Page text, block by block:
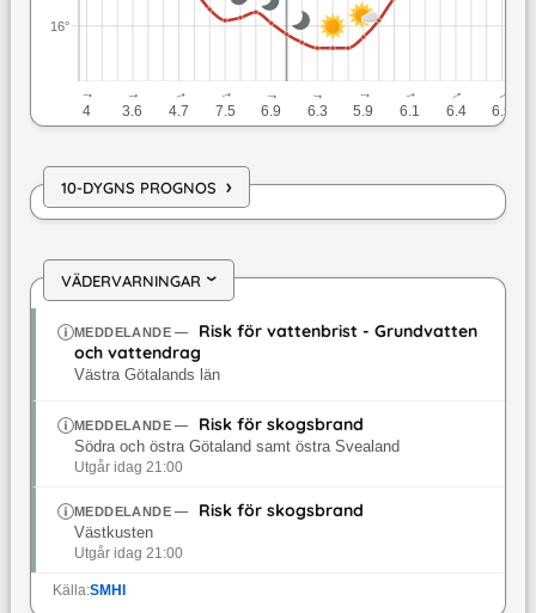
16°
↓
4
↓
3.6
↓
4.7
↓
7.5
↓
6.9
↓
6.3
↓
5.9
↓
6.1
↓
6.4
↓
6.5
10-DYGNS PROGNOS ›
VÄDERVARNINGAR›
MEDDELANDE—
Risk för vattenbrist - Grundvatten
och vattendrag
Västra Götalands län
MEDDELANDE— Risk för skogsbrand
Södra och östra Götaland samt östra Svealand
Utgår idag 21:00
MEDDELANDE— Risk för skogsbrand
Västkusten
Utgår idag 21:00
Källa:SMHI